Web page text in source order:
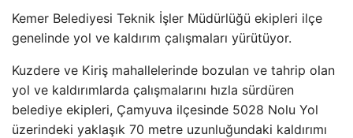
Kemer Belediyesi Teknik İşler Müdürlüğü ekipleri ilçe
genelinde yol ve kaldırım çalışmaları yürütüyor.
Kuzdere ve Kiriş mahallelerinde bozulan ve tahrip olan
yol ve kaldırımlarda çalışmalarını hızla sürdüren
belediye ekipleri, Çamyuva ilçesinde 5028 Nolu Yol
üzerindeki yaklaşık 70 metre uzunluğundaki kaldırımı